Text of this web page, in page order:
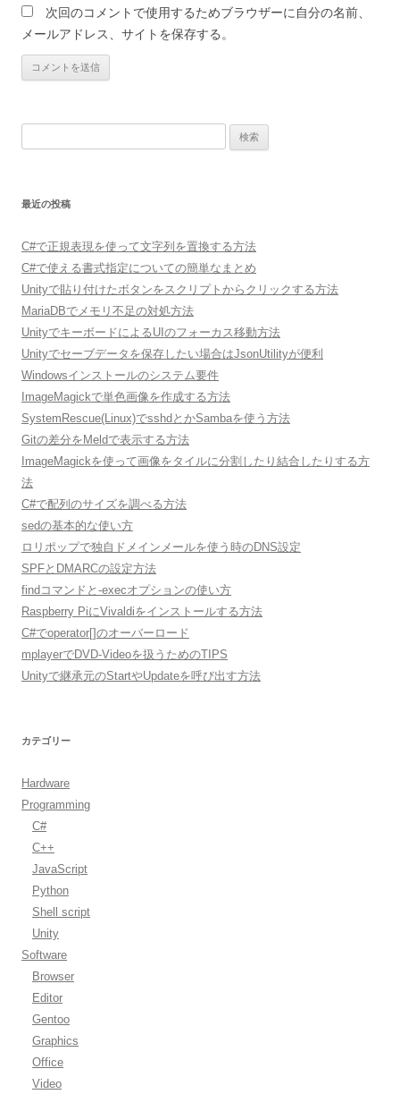
次回のコメントで使用するためブラウザーに自分の名前、
メールアドレス、サイトを保存する。
最近の投稿
C#で正規表現を使って文字列を置換する方法
C#で使える書式指定についての簡単なまとめ
Unityで貼り付けたボタンをスクリプトからクリックする方法
MariaDBでメモリ不足の対処方法
UnityでキーボードによるUIのフォーカス移動方法
Unityでセーブデータを保存したい場合はJsonUtilityが便利
Windowsインストールのシステム要件
ImageMagickで単色画像を作成する方法
SystemRescue(Linux)でsshdとかSambaを使う方法
Gitの差分をMeldで表示する方法
ImageMagickを使って画像をタイルに分割したり結合したりする方
法
C#で配列のサイズを調べる方法
sedの基本的な使い方
ロリポップで独自ドメインメールを使う時のDNS設定
SPFとDMARCの設定方法
findコマンドと-execオプションの使い方
Raspberry PiにVivaldiをインストールする方法
C#でoperator[]のオーバーロード
mplayerでDVD-Videoを扱うためのTIPS
Unityで継承元のStartやUpdateを呼び出す方法
カテゴリー
Hardware
Programming
C#
C++
JavaScript
Python
Shell script
Unity
Software
Browser
Editor
Gentoo
Graphics
Office
Video